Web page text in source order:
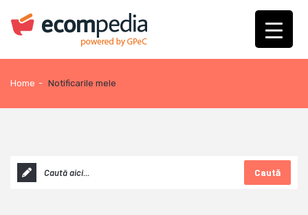
Home - Notificarile mele
Caută